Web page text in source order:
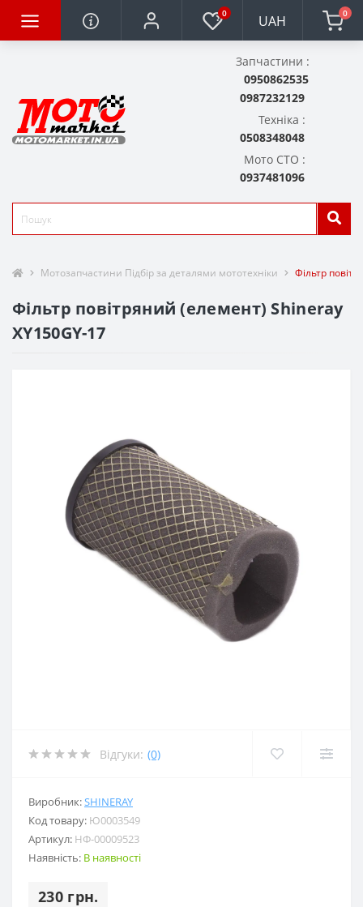
0 UAH 0
Запчастини :
0950862535
0987232129
Техніка :
0508348048
Мото СТО :
0937481096
Мотозапчастини Підбір за деталями мототехніки Фільтр
Фільтр повітряний (елемент) Shineray
XY150GY-17
Відгуки: (0)
Виробник:SHINERAY
Код товару: Ю0003549
Артикул: НФ-00009523
Наявність: В наявності
230 грн.